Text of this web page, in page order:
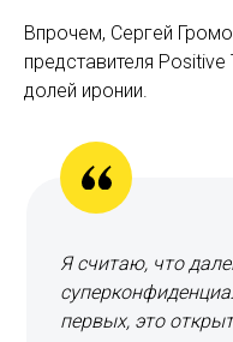
Впрочем, Сергей
представителя
долей иронии.
Я считаю, что
первых, это